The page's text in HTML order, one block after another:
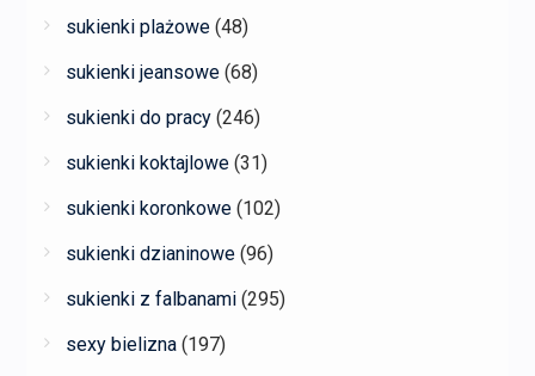
sukienki plażowe (48)
sukienki jeansowe (68)
sukienki do pracy (246)
sukienki koktajlowe (31)
sukienki koronkowe (102)
sukienki dzianinowe (96)
sukienki z falbanami (295)
sexy bielizna (197)